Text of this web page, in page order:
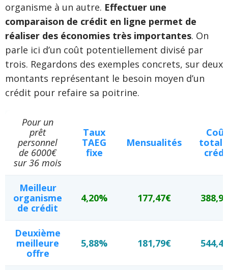
organisme à un autre. Effectuer une
comparaison de crédit en ligne permet de
réaliser des économies très importantes. On
parle ici d’un coût potentiellement divisé par
trois. Regardons des exemples concrets, sur deux
montants représentant le besoin moyen d’un
crédit pour refaire sa poitrine.
Pour un
prêt
personnel
de 6000€
sur 36 mois
Taux
TAEG
fixe
Mensualités
Coût
total
Meilleur
organisme
de crédit
4,20% 177,47€
Deuxième
meilleure
offre
5,88% 181,79€